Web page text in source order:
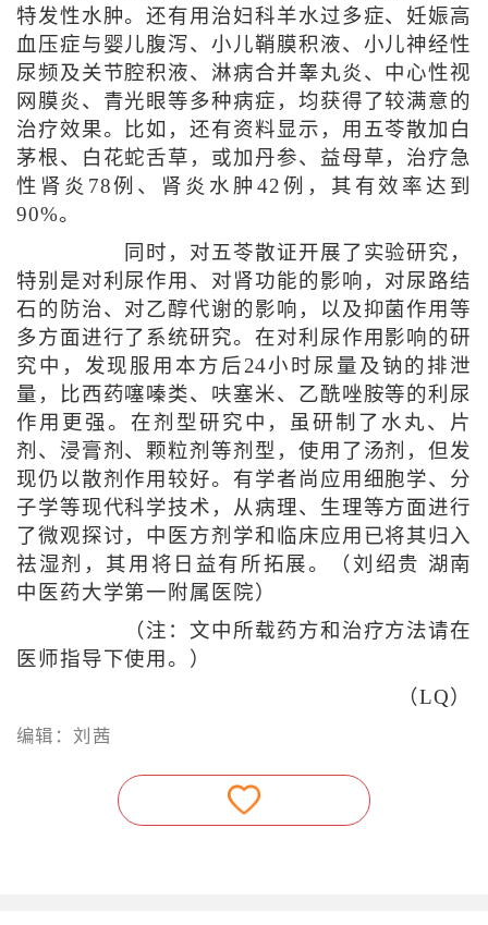
特发性水肿。还有用治妇科羊水过多症、妊娠高
血压症与婴儿腹泻、小儿鞘膜积液、小儿神经性
尿频及关节腔积液、淋病合并睾丸炎、中心性视
网膜炎、青光眼等多种病症，均获得了较满意的
治疗效果。比如，还有资料显示，用五苓散加白
茅根、白花蛇舌草，或加丹参、益母草，治疗急
性肾炎78例、肾炎水肿42例，其有效率达到
90%。
同时，对五苓散证开展了实验研究，
特别是对利尿作用、对肾功能的影响，对尿路结
石的防治、对乙醇代谢的影响，以及抑菌作用等
多方面进行了系统研究。在对利尿作用影响的研
究中，发现服用本方后24小时尿量及钠的排泄
量，比西药噻嗪类、呋塞米、乙酰唑胺等的利尿
作用更强。在剂型研究中，虽研制了水丸、片
剂、浸膏剂、颗粒剂等剂型，使用了汤剂，但发
现仍以散剂作用较好。有学者尚应用细胞学、分
子学等现代科学技术，从病理、生理等方面进行
了微观探讨，中医方剂学和临床应用已将其归入
祛湿剂，其用将日益有所拓展。（刘绍贵 湖南
中医药大学第一附属医院）
（注：文中所载药方和治疗方法请在
医师指导下使用。）
（LQ）
编辑：刘茜